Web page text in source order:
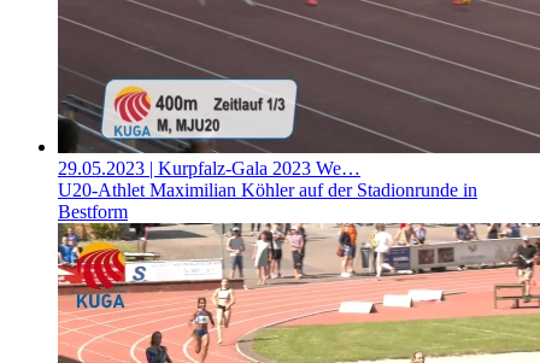
29.05.2023 | Kurpfalz-Gala 2023 We…
U20-Athlet Maximilian Köhler auf der Stadionrunde in
Bestform